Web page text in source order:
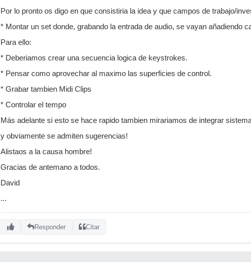
Por lo pronto os digo en que consistiria la idea y que campos de trabajo/
* Montar un set donde, grabando la entrada de audio, se vayan añadiendo
Para ello:
* Deberiamos crear una secuencia logica de keystrokes.
* Pensar como aprovechar al maximo las superficies de control.
* Grabar tambien Midi Clips
* Controlar el tempo
Más adelante si esto se hace rapido tambien mirariamos de integrar
y obviamente se admiten sugerencias!
Alistaos a la causa hombre!
Gracias de antemano a todos.
David
...
Responder Citar